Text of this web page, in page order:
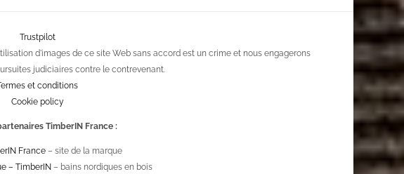
Trustpilot
d'images de ce site Web sans accord est un crime et nous engagerons
judiciaires contre le contrevenant.
et conditions
Cookie policy
TimberIN France :
France – site de la marque
– TimberIN– bains nordiques en bois